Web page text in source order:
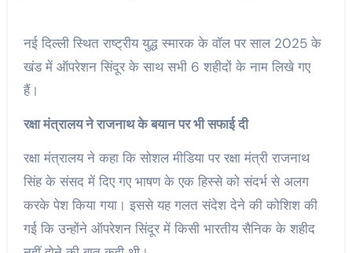
नई दिल्ली स्थित राष्ट्रीय युद्ध स्मारक के वॉल पर साल 2025 के
खंड में ऑपरेशन सिंदूर के साथ सभी 6 शहीदों के नाम लिखे गए
हैं।
रक्षा मंत्रालय ने राजनाथ के बयान पर भी सफाई दी
रक्षा मंत्रालय ने कहा कि सोशल मीडिया पर रक्षा मंत्री राजनाथ
सिंह के संसद में दिए गए भाषण के एक हिस्से को संदर्भ से अलग
करके पेश किया गया। इससे यह गलत संदेश देने की कोशिश की
गई कि उन्होंने ऑपरेशन सिंदूर में किसी भारतीय सैनिक के शहीद